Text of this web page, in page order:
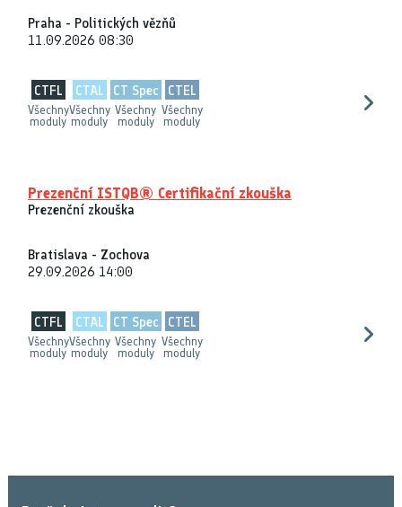
Praha - Politických vězňů
11.09.2026 08:30
CTFL
Všechny
moduly
CTAL
Všechny
moduly
CT Spec
Všechny
moduly
CTEL
Všechny
moduly
Prezenční ISTQB® Certifikační zkouška
Prezenční zkouška
Bratislava - Zochova
29.09.2026 14:00
CTFL
Všechny
moduly
CTAL
Všechny
moduly
CT Spec
Všechny
moduly
CTEL
Všechny
moduly